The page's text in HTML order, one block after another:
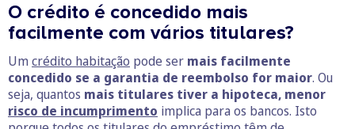
O crédito é concedido mais
facilmente com vários titulares?
Um crédito habitação pode ser mais facilmente
concedido se a garantia de reembolso for maior. Ou
seja, quantos mais titulares tiver a hipoteca, menor
risco de incumprimento implica para os bancos. Isto